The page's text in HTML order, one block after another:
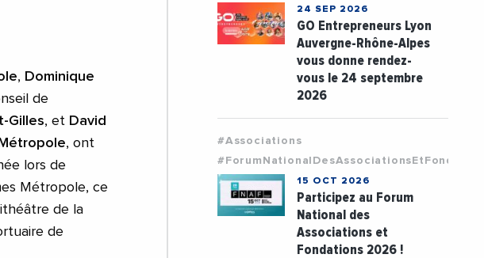
, Dominique
de
Gilles, et David
, ont
lors de
Métropole, ce
de la
de
24 SEP 2026
GO Entrepreneurs Lyon
Auvergne-Rhône-Alpes
vous donne rendez-
vous le 24 septembre
2026
#Associations
15 OCT 2026
Participez au Forum
National des
Associations et
Fondations 2026 !